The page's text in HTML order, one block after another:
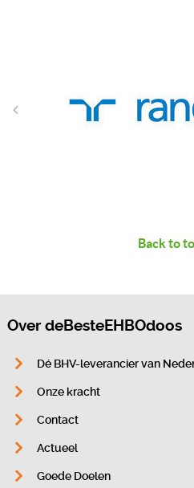
Back to
Over deBesteEHBOdoos
Dé BHV-leverancier van
Onze kracht
Contact
Actueel
Goede Doelen